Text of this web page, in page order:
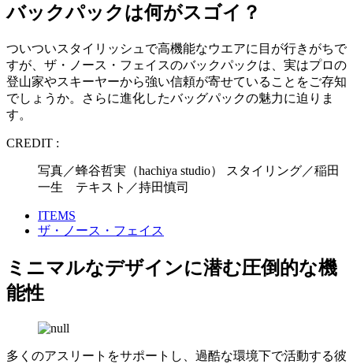
バックパックは何がスゴイ？
ついついスタイリッシュで高機能なウエアに目が行きがちで
すが、ザ・ノース・フェイスのバックパックは、実はプロの
登山家やスキーヤーから強い信頼が寄せていることをご存知
でしょうか。さらに進化したバッグパックの魅力に迫りま
す。
CREDIT :
写真／蜂谷哲実（hachiya studio） スタイリング／稲田
一生 テキスト／持田慎司
ITEMS
ザ・ノース・フェイス
ミニマルなデザインに潜む圧倒的な機
能性
多くのアスリートをサポートし、過酷な環境下で活動する彼